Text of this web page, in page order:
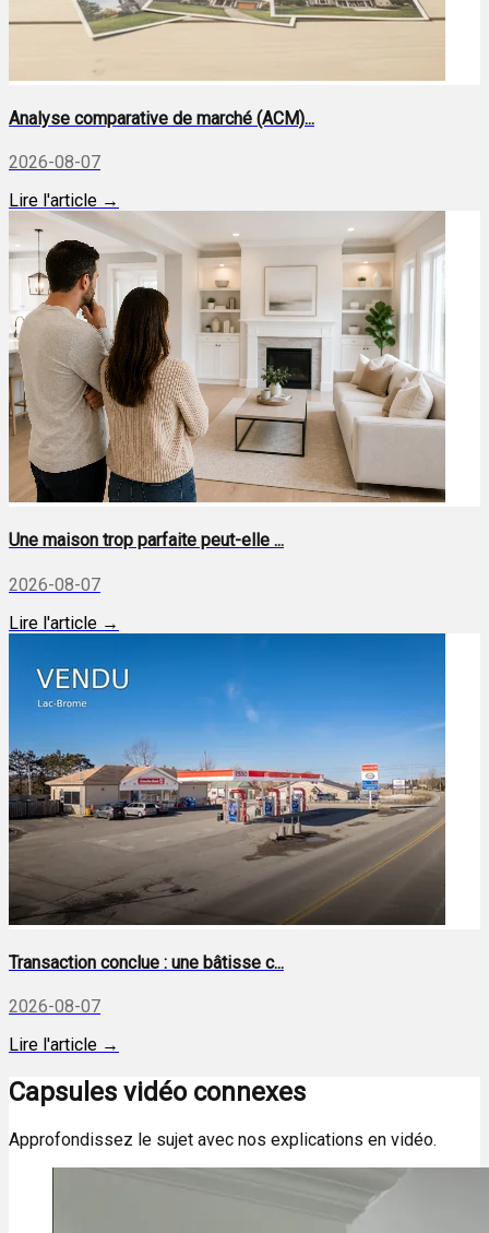
Analyse comparative de marché (ACM)...
2026-08-07
Lire l'article →
Une maison trop parfaite peut-elle ...
2026-08-07
Lire l'article →
Transaction conclue : une bâtisse c...
2026-08-07
Lire l'article →
Capsules vidéo connexes
Approfondissez le sujet avec nos explications en vidéo.